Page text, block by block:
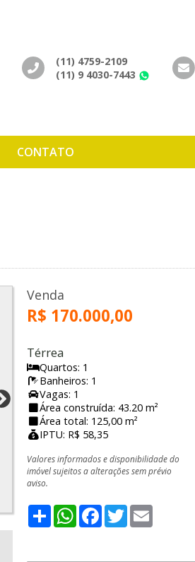
(11) 4759-2109
(11) 9 4030-7443
CONTATO
Venda
R$ 170.000,00
Térrea
Quartos: 1
Banheiros: 1
Vagas: 1
Área construída: 43.20 m²
Área total: 125,00 m²
IPTU: R$ 58,35
Valores informados e disponibilidade do
imóvel sujeitos a alterações sem prévio
aviso.
ShareWhatsApp
Facebook
Twitter